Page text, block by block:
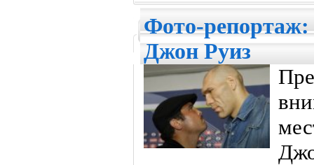
Фото-репортаж:
Джон Руиз